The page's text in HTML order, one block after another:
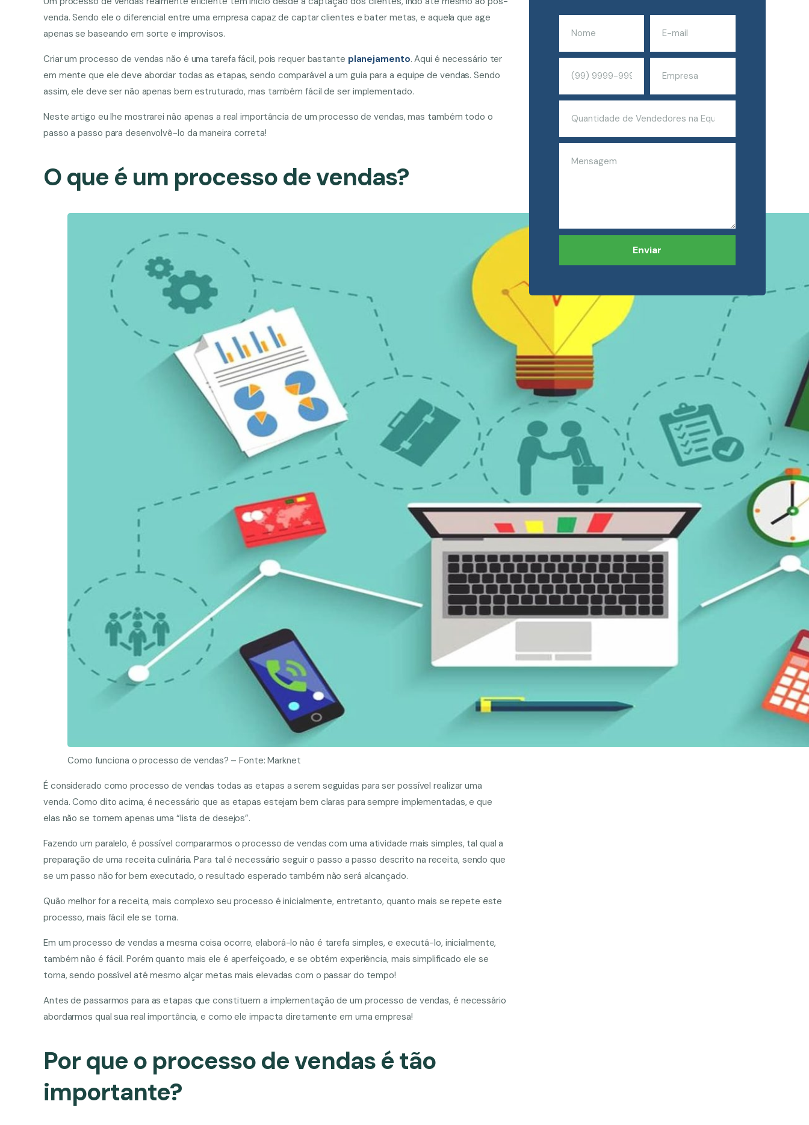
venda. Sendo ele o diferencial entre uma empresa capaz de captar clientes e bater metas, e aquela que age
apenas se baseando em sorte e improvisos.
Criar um processo de vendas não é uma tarefa fácil, pois requer bastante planejamento. Aqui é necessário ter
em mente que ele deve abordar todas as etapas, sendo comparável a um guia para a equipe de vendas. Sendo
assim, ele deve ser não apenas bem estruturado, mas também fácil de ser implementado.
Neste artigo eu lhe mostrarei não apenas a real importância de um processo de vendas, mas também todo o
passo a passo para desenvolvê-lo da maneira correta!
O que é um processo de vendas?
Como funciona o processo de vendas? – Fonte: Marknet
É considerado como processo de vendas todas as etapas a serem seguidas para ser possível realizar uma
venda. Como dito acima, é necessário que as etapas estejam bem claras para sempre implementadas, e que
elas não se tornem apenas uma “lista de desejos”.
Fazendo um paralelo, é possível compararmos o processo de vendas com uma atividade mais simples, tal qual a
preparação de uma receita culinária. Para tal é necessário seguir o passo a passo descrito na receita, sendo que
se um passo não for bem executado, o resultado esperado também não será alcançado.
Quão melhor for a receita, mais complexo seu processo é inicialmente, entretanto, quanto mais se repete este
processo, mais fácil ele se torna.
Em um processo de vendas a mesma coisa ocorre, elaborá-lo não é tarefa simples, e executá-lo, inicialmente,
também não é fácil. Porém quanto mais ele é aperfeiçoado, e se obtém experiência, mais simplificado ele se
torna, sendo possível até mesmo alçar metas mais elevadas com o passar do tempo!
Antes de passarmos para as etapas que constituem a implementação de um processo de vendas, é necessário
abordarmos qual sua real importância, e como ele impacta diretamente em uma empresa!
Por que o processo de vendas é tão
importante?
Enviar